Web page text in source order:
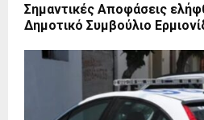
Σημαντικές Aποφάσεις
Δημοτικό Συμβούλιο